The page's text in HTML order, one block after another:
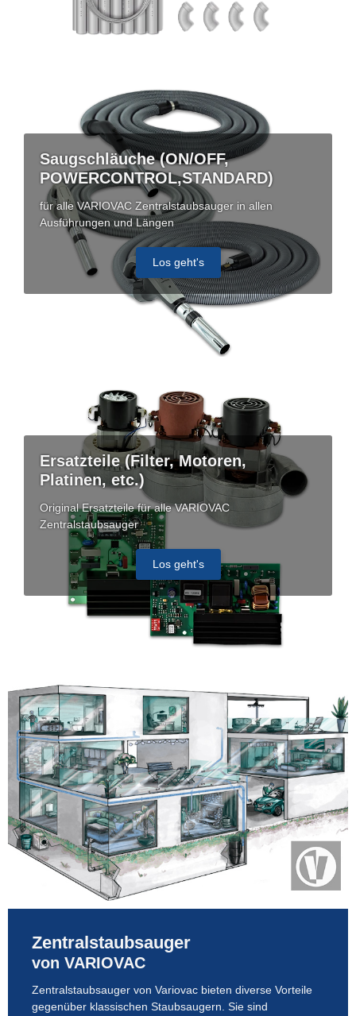
Saugschläuche (ON/OFF,
POWERCONTROL,STANDARD)
für alle VARIOVAC Zentralstaubsauger in allen
Ausführungen und Längen
Los geht's
Ersatzteile (Filter, Motoren,
Platinen, etc.)
Original Ersatzteile für alle VARIOVAC
Zentralstaubsauger
Los geht's
Zentralstaubsauger
von VARIOVAC
Zentralstaubsauger von Variovac bieten diverse Vorteile
gegenüber klassischen Staubsaugern. Sie sind
Saugschlauch samt Rohr und Saugaufsatz getragen